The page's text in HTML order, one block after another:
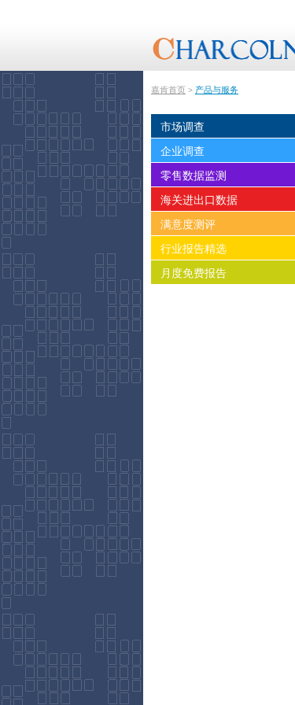
嘉肯首页 > 产品与服务
市场调查
企业调查
零售数据监测
海关进出口数据
满意度测评
行业报告精选
月度免费报告